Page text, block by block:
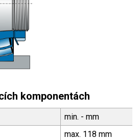
komponentách
min. - mm
max. 118 mm